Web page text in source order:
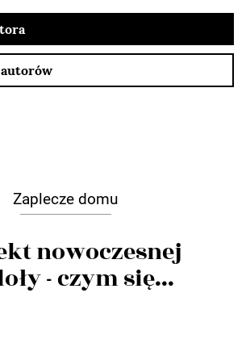
Zaplecze domu
nowoczesnej
- czym się...